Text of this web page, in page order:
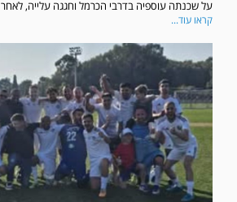
על שכנתה עוספיה בדרבי הכרמל וחגגה עלייה, לאחר 3 עונות בליגה ג'....
קראו עוד...